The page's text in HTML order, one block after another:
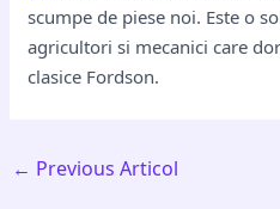
scumpe de piese noi. Este o
agricultori si mecanici care
clasice Fordson.
← Previous Articol